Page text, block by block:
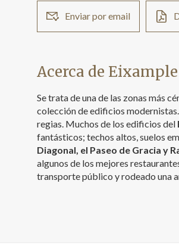
Enviar por email
Acerca de
Se trata de una de las zonas más
colección de edificios
regias. Muchos de los edificios del
fantásticos; techos altos, suelos
Diagonal, el Paseo de Gracia y
algunos de los mejores
transporte público y rodeado una